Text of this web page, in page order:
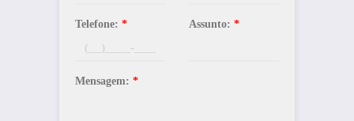
Telefone: * Assunto: *
Mensagem: *